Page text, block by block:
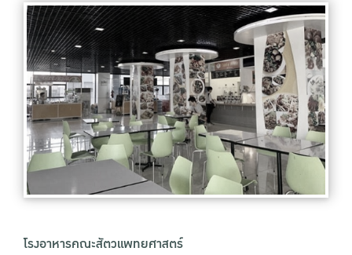
โรงอาหารคณะสัตวแพทยศาสตร์